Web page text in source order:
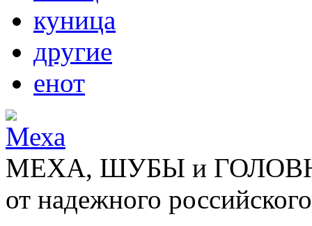
куница
другие
енот
МЕХА, ШУБЫ и
от надежного